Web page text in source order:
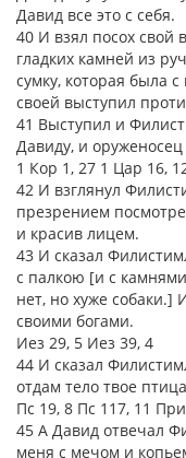
Давид все это с себя.
40 И взял посох свой
гладких камней из
сумку, которая была
своей выступил
41 Выступил и
Давиду, и
1 Кор 1, 27 1 Цар 16,
42 И взглянул
презрением
и красив лицем.
43 И сказал
с палкою [и с
нет, но хуже
своими богами.
Иез 29, 5 Иез 39, 4
44 И сказал
отдам тело твое
Пс 19, 8 Пс 117, 11
45 А Давид отвечал
меня с мечом и